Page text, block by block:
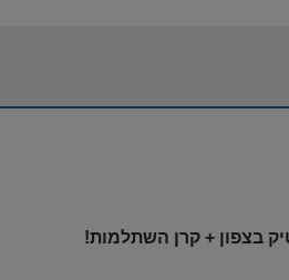
בצפון + קרן השתלמות!